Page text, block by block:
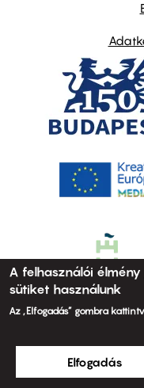
A felhasználói
sütiket használunk
Az „Elfogadás” gombra
Elfogadás